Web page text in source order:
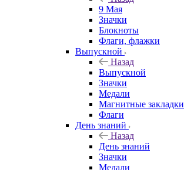
9 Мая
Значки
Блокноты
Флаги, флажки
Выпускной
Назад
Выпускной
Значки
Медали
Магнитные закладки
Флаги
День знаний
Назад
День знаний
Значки
Медали